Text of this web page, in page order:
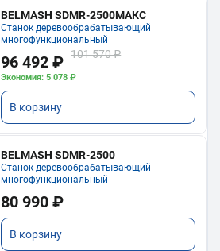
BELMASH SDMR-2500МАКС
Станок деревообрабатывающий
многофункциональный
96 492 ₽ 101 570 ₽
Экономия: 5 078 ₽
В корзину
BELMASH SDMR-2500
Станок деревообрабатывающий
многофункциональный
80 990 ₽
В корзину